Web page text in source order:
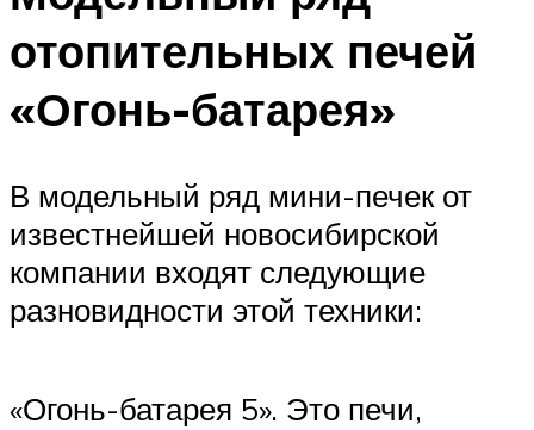
отопительных печей
«Огонь-батарея»
В модельный ряд мини-печек от
известнейшей новосибирской
компании входят следующие
разновидности этой техники:
«Огонь-батарея 5». Это печи,